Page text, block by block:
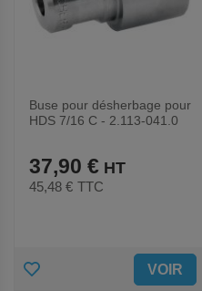
Buse pour désherbage pour
HDS 7/16 C - 2.113-041.0
37,90 €
45,48 € TTC
AJOUTER VOIR